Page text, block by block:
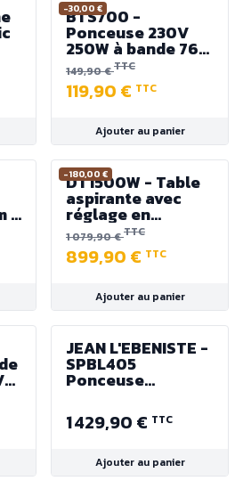
-30,00 €
BTS700 -
Ponceuse 230V
250W à bande 762
x 25,4 mm et à
disque "velcro"
ø125 mm
149,90 €TTC
119,90 € TTC
Ajouter au panier
-
-180,00 €
DT1500W - Table
aspirante avec
réglage en
hauteur 750 à
1200 mm 230V
1500 m³/h
1 079,90 €TTC
899,90 € TTC
Ajouter au panier
JEAN L'EBENISTE -
SPBL405
Ponceuse
cylindre 405mm -
1100W - 230V
1 429,90 € TTC
Ajouter au panier